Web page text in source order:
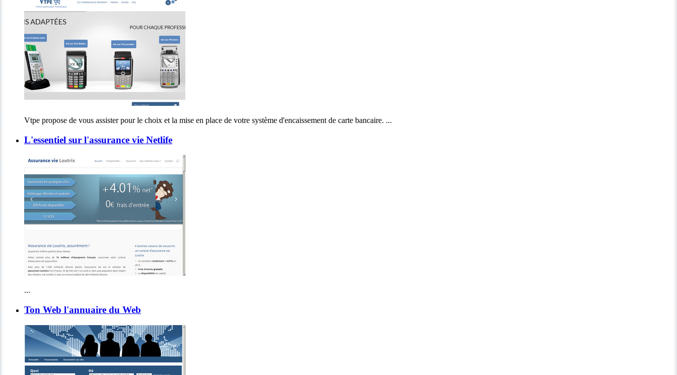
Vtpe propose de vous assister pour le choix et la mise en place de votre système d'encaissement de carte bancaire. ...
L'essentiel sur l'assurance vie Netlife
...
Ton Web l'annuaire du Web